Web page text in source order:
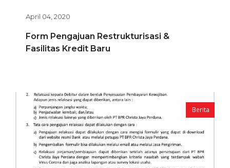
April 04, 2020
Form Pengajuan Restrukturisasi &
Fasilitas Kredit Baru
Berita